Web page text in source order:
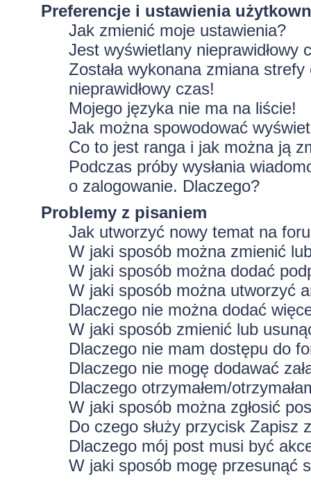
Preferencje i ustawienia
Jak zmienić moje ustawienia?
Jest wyświetlany nieprawidłowy
Została wykonana zmiana
nieprawidłowy czas!
Mojego języka nie ma na liście!
Jak można spowodować
Co to jest ranga i jak można ją
Podczas próby wysłania
o zalogowanie. Dlaczego?
Problemy z pisaniem
Jak utworzyć nowy temat na
W jaki sposób można zmienić
W jaki sposób można dodać
W jaki sposób można utworzyć
Dlaczego nie można dodać
W jaki sposób zmienić lub
Dlaczego nie mam dostępu do
Dlaczego nie mogę dodawać
Dlaczego otrzymałem/
W jaki sposób można zgłosić
Do czego służy przycisk Zapisz
Dlaczego mój post musi być
W jaki sposób mogę przesunąć